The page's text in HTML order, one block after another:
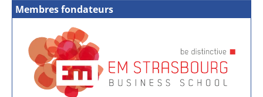
Membres fondateurs